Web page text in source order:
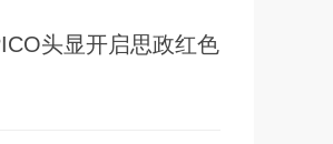
头显开启思政红色